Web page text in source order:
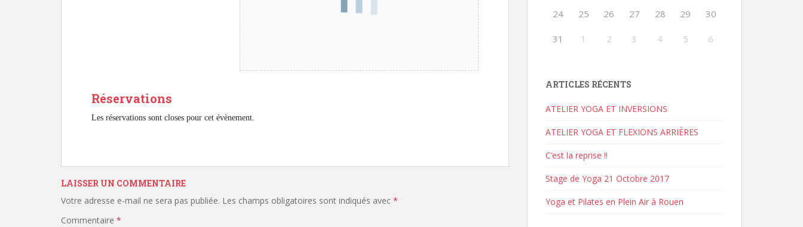
Réservations
Les réservations sont closes pour cet évènement.
LAISSER UN COMMENTAIRE
Votre adresse e-mail ne sera pas publiée. Les champs obligatoires sont indiqués avec *
Commentaire *
24 25 26 27 28 29 30
31 1 2 3 4 5 6
ARTICLES RÉCENTS
ATELIER YOGA ET INVERSIONS
ATELIER YOGA ET FLEXIONS ARRIÈRES
C’est la reprise !!
Stage de Yoga 21 Octobre 2017
Yoga et Pilates en Plein Air à Rouen